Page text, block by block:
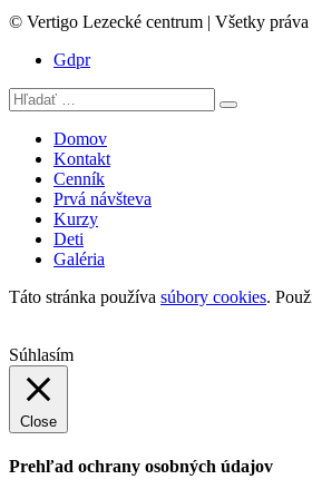
© Vertigo Lezecké centrum | Všetky práva
Gdpr
Domov
Kontakt
Cenník
Prvá návšteva
Kurzy
Deti
Galéria
Táto stránka používa súbory cookies.
Súhlasím
Close
Prehľad ochrany osobných údajov